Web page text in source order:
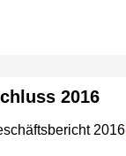
2016
2016